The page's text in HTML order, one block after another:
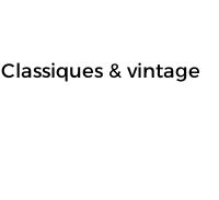
Classiques & vintage